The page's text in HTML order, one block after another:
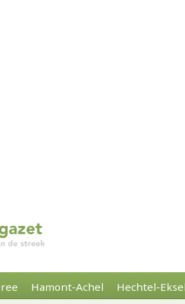
Hamont-Achel Hechtel-